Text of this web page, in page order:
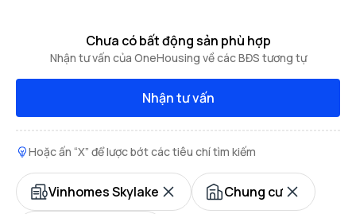
Chưa có bất động sản phù hợp
Nhận tư vấn của OneHousing về các BĐS tương tự
Nhận tư vấn
Hoặc ấn “X” để lược bớt các tiêu chí tìm kiếm
Vinhomes Skylake Chung cư